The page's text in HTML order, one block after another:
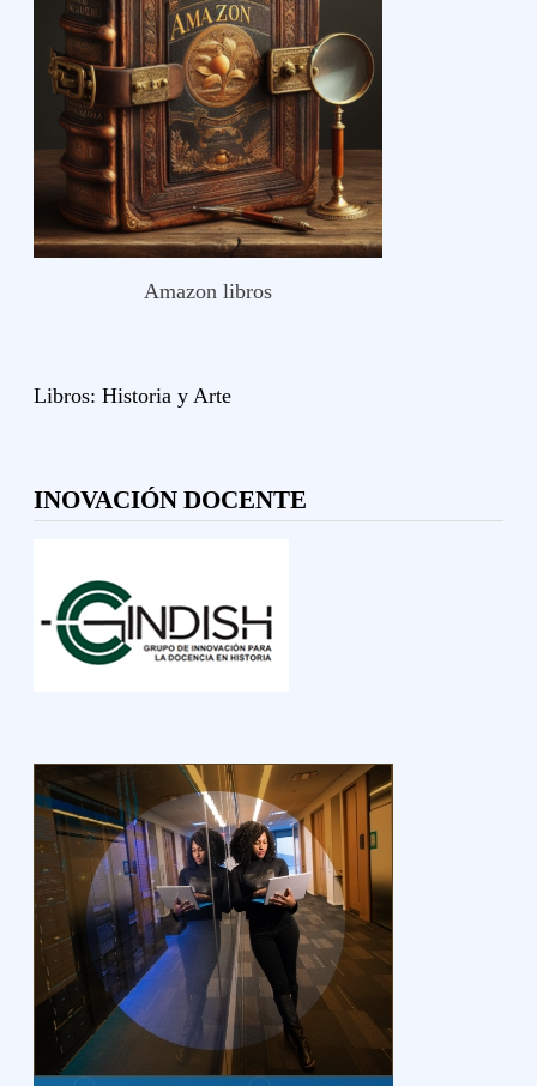
Amazon libros
Libros: Historia y Arte
INOVACIÓN DOCENTE